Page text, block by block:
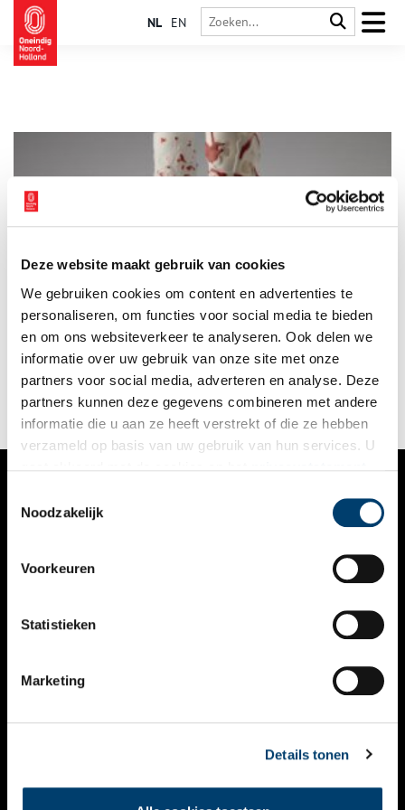
Deze website maakt gebruik van cookies
We gebruiken cookies om content en advertenties te
personaliseren, om functies voor social media te bieden
en om ons websiteverkeer te analyseren. Ook delen we
informatie over uw gebruik van onze site met onze
partners voor social media, adverteren en analyse. Deze
partners kunnen deze gegevens combineren met andere
informatie die u aan ze heeft verstrekt of die ze hebben
verzameld op basis van uw gebruik van hun services. U
Noodzakelijk
Voorkeuren
Statistieken
Marketing
Details tonen
NL EN
Een vernieuwende porseleintentoonstelling opent deze maand
in Museum Weesp: EverGlaze. Het betekent het museale
debuut van de jonge en talentvolle maker Roos op ten Berg
(1999) en toont haar heel eigen en gedurfde bewerking van
het eeuwenoude kwetsbare materiaal porselein, namelijk met
een zandstraalmachine.
2 min
VERHALEN
KALENDER
THEMA’S
VIDEO’S
CONTACT